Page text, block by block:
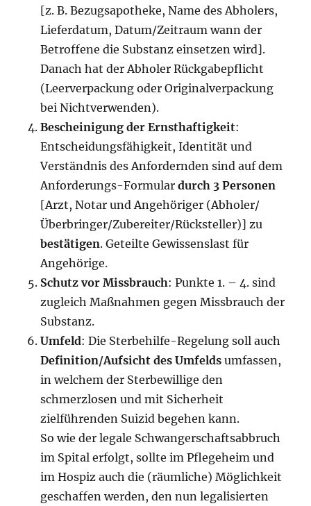
[z. B. Bezugsapotheke, Name des Abholers,
Lieferdatum, Datum/Zeitraum wann der
Betroffene die Substanz einsetzen wird].
Danach hat der Abholer Rückgabepflicht
(Leerverpackung oder Originalverpackung
bei Nichtverwenden).
Bescheinigung der Ernsthaftigkeit:
Entscheidungsfähigkeit, Identität und
Verständnis des Anfordernden sind auf dem
Anforderungs-Formulardurch 3 Personen
[Arzt, Notar und Angehöriger (Abholer/
Überbringer/Zubereiter/Rücksteller)] zu
bestätigen. Geteilte Gewissenslast für
Angehörige.
Schutz vor Missbrauch: Punkte 1. – 4. sind
zugleich Maßnahmen gegen Missbrauch der
Substanz.
Umfeld: Die Sterbehilfe-Regelung soll auch
Definition/Aufsicht des Umfelds umfassen,
in welchem der Sterbewillige den
schmerzlosen und mit Sicherheit
zielführenden Suizid begehen kann.
So wie der legale Schwangerschaftsabbruch
im Spital erfolgt, sollte im Pflegeheim und
im Hospiz auch die (räumliche) Möglichkeit
geschaffen werden, den nun legalisierten